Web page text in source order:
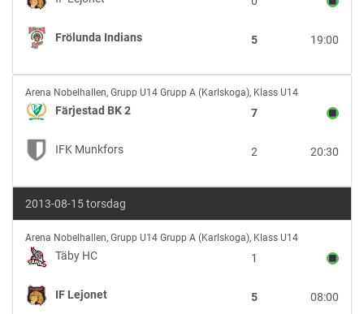
vs
Frölunda
Indians
Frölunda Indians 19:00
5
Färjestad
BK
2
vs
IFK
Arena Nobelhallen, Grupp U14 Grupp A (Karlskoga), Klass U14
Färjestad BK 2 7
IFK Munkfors 20:30
2
2013-08-15 torsdag
Täby
HC
vs
IF
Lejonet
Arena Nobelhallen, Grupp U14 Grupp A (Karlskoga), Klass U14
Täby HC 1
IF Lejonet 08:00
5